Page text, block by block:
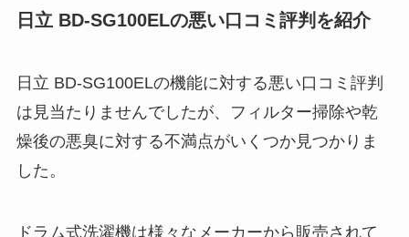
日立 BD-SG100ELの悪い口コミ評判を紹介
日立 BD-SG100ELの機能に対する悪い口コミ評判
は見当たりませんでしたが、フィルター掃除や乾
燥後の悪臭に対する不満点がいくつか見つかりま
した。
ドラム式洗濯機は様々なメーカーから販売されて